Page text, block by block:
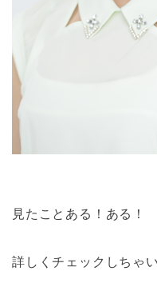
見たことある！ある！
詳しくチェックしちゃ